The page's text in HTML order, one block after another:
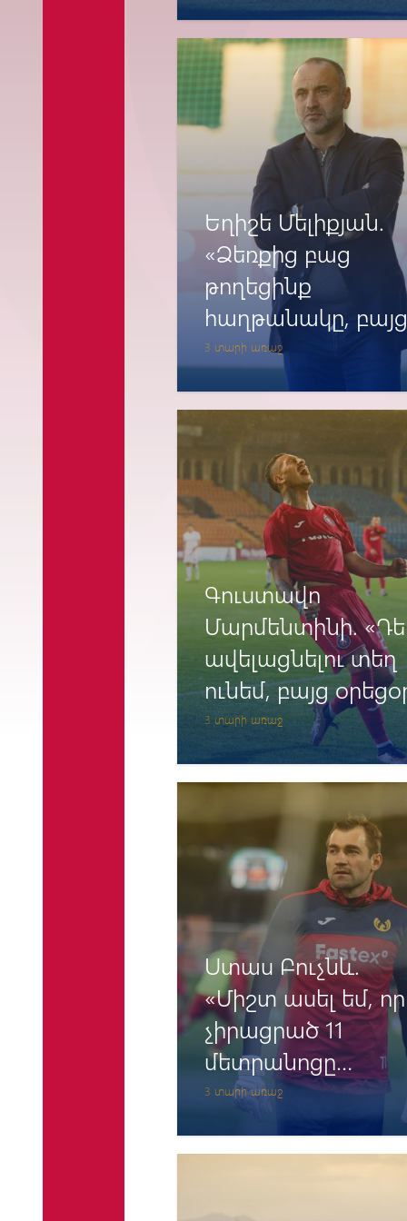
3 տարի առաջ
Եղիշե Մելիքյան.
«Ձեռքից բաց
թողեցինք
հաղթանակը, բայց
մեր
տրամադրությունն
ընկած չէ»
3 տարի առաջ
Գուստավո
Մարմենտինի.
ավելացնելու տեղ
ունեմ, բայց
բարելավում եմ»
3 տարի առաջ
Ստաս Բուչնև.
«Միշտ ասել եմ, որ
չիրացրած 11
մետրանոցը
հարվածողի սխալն
դարպասապահի